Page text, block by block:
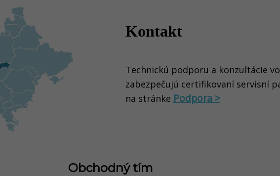
Kontakt
Technickú podporu a konzultácie
zabezpečujú certifikovaní servisní
na stránke Podpora >
Obchodný tím